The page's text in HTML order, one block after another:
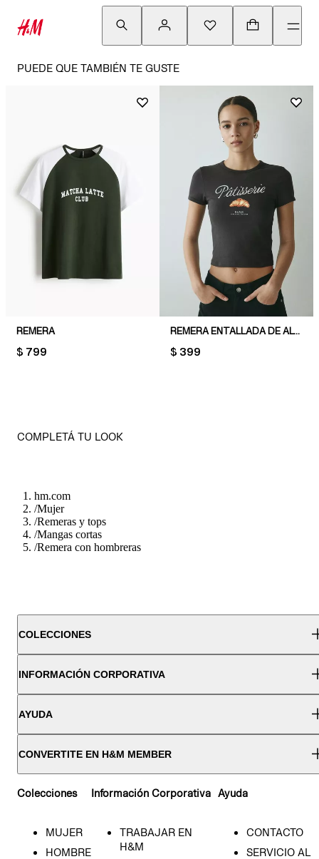
PUEDE QUE TAMBIÉN TE GUSTE
REMERA
PRICE:
$ 799
REMERA ENTALLADA DE ALGODÓN
PRICE:
$ 399
COMPLETÁ TU LOOK
hm.com
/Mujer
/Remeras y tops
/Mangas cortas
/Remera con hombreras
COLECCIONES
INFORMACIÓN CORPORATIVA
AYUDA
CONVERTITE EN H&M MEMBER
Colecciones
MUJER
HOMBRE
Información Corporativa
TRABAJAR EN
H&M
Ayuda
CONTACTO
SERVICIO AL